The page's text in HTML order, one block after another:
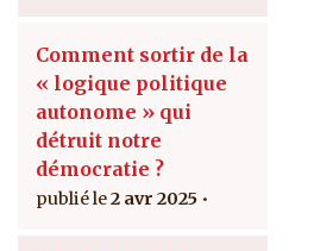
Comment sortir de la
« logique politique
autonome » qui
détruit notre
démocratie ?
2 avr 2025